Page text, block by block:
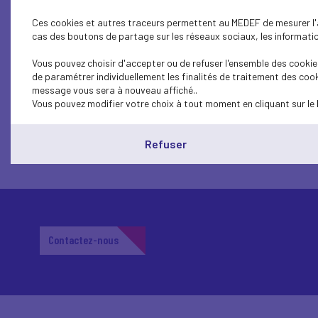
2000.
Les taux de chômage les plus faibles en
quant à eux été relevés en Grèce (17,0 %
>> Consulter les Nouvelles de Bruxelles
Télécharger l’article (PDF)
Contactez-nous
Ces cookies et autres traceurs permettent au MEDEF de
cas des boutons de partage sur les réseaux sociaux, les
Vous pouvez choisir d'accepter ou de refuser l'ensemble des
de paramétrer individuellement les finalités de traitement des
message vous sera à nouveau affiché..
Vous pouvez modifier votre choix à tout moment en cliquant sur le
Refuser